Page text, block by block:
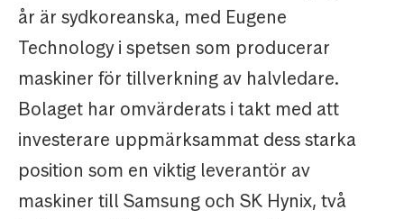
år är sydkoreanska, med Eugene
Technology i spetsen som producerar
maskiner för tillverkning av halvledare.
Bolaget har omvärderats i takt med att
investerare uppmärksammat dess starka
position som en viktig leverantör av
maskiner till Samsung och SK Hynix, två